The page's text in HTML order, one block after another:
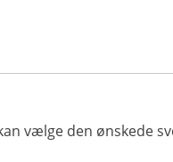
vælge den ønskede